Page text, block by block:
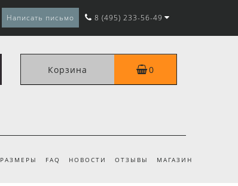
Написать письмо 8 (495) 233-56-49
Корзина 0
РАЗМЕРЫ FAQ НОВОСТИ ОТЗЫВЫ МАГАЗИН